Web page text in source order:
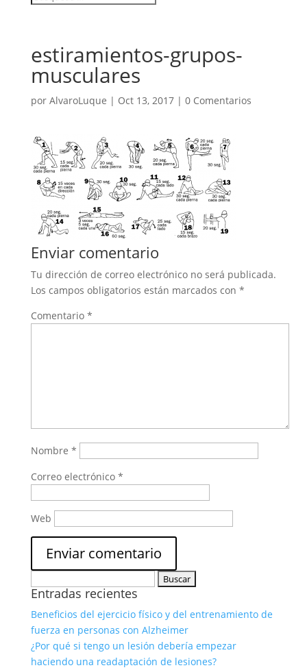
estiramientos-grupos-
musculares
por AlvaroLuque | Oct 13, 2017| 0 Comentarios
Enviar comentario
Tu dirección de correo electrónico no será publicada.
Los campos obligatorios están marcados con *
Comentario *
Nombre *
Correo electrónico *
Web
Entradas recientes
Beneficios del ejercicio físico y del entrenamiento de
fuerza en personas con Alzheimer
¿Por qué si tengo un lesión debería empezar
haciendo una readaptación de lesiones?